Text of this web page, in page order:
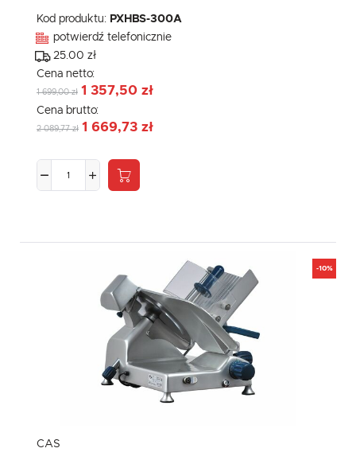
Kod produktu: PXHBS-300A
potwierdź telefonicznie
25.00 zł
Cena netto:
1 699,00 zł 1 357,50 zł
Cena brutto:
2 089,77 zł 1 669,73 zł
-10%
CAS